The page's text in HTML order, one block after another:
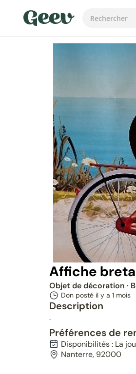
Affiche
Objet de décoration ·
Don posté il y a 1 mois
Description
.
Préférences de
Disponibilités : La
Nanterre, 92000